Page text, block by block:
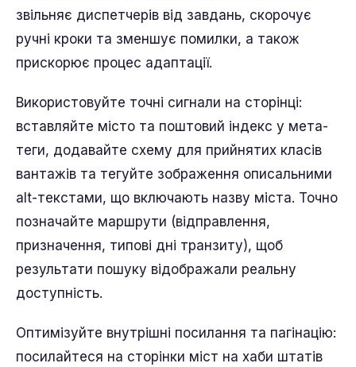
звільняє диспетчерів від завдань, скорочує
ручні кроки та зменшує помилки, а також
прискорює процес адаптації.
Використовуйте точні сигнали на сторінці:
вставляйте місто та поштовий індекс у мета-
теги, додавайте схему для прийнятих класів
вантажів та тегуйте зображення описальними
alt-текстами, що включають назву міста. Точно
позначайте маршрути (відправлення,
призначення, типові дні транзиту), щоб
результати пошуку відображали реальну
доступність.
Оптимізуйте внутрішні посилання та пагінацію:
посилайтеся на сторінки міст на хаби штатів